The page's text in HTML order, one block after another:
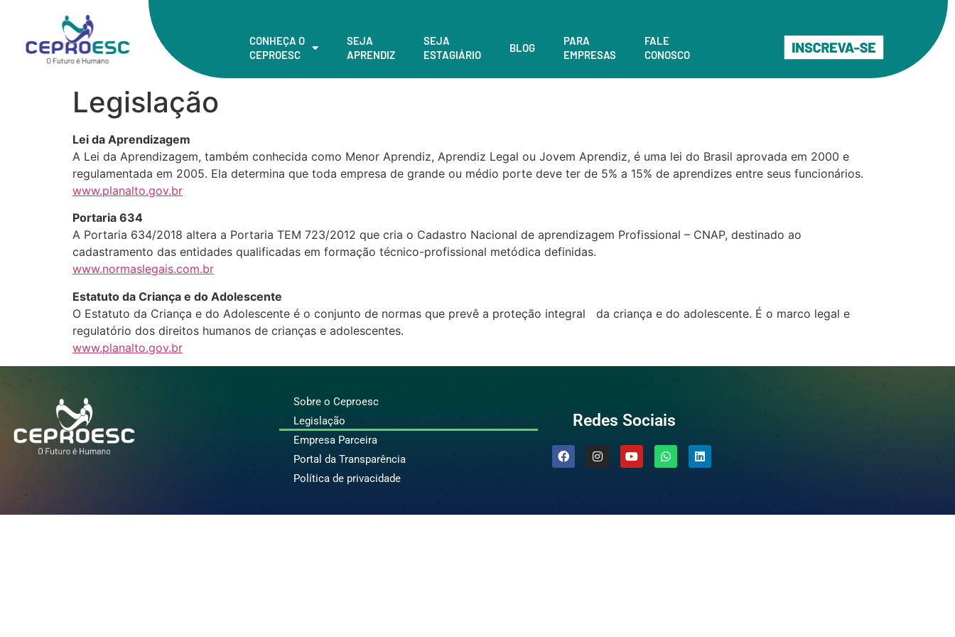
CONHEÇA O
CEPROESC
SEJA
APRENDIZ
SEJA
ESTAGIÁRIO
BLOG
PARA
EMPRESAS
FALE
CONOSCO
Legislação
Lei da Aprendizagem
A Lei da Aprendizagem, também conhecida como Menor Aprendiz, Aprendiz Legal ou Jovem Aprendiz, é uma lei do Brasil aprovada em 2000 e
regulamentada em 2005. Ela determina que toda empresa de grande ou médio porte deve ter de 5% a 15% de aprendizes entre seus funcionários.
www.planalto.gov.br
Portaria 634
A Portaria 634/2018 altera a Portaria TEM 723/2012 que cria o Cadastro Nacional de aprendizagem Profissional – CNAP, destinado ao
cadastramento das entidades qualificadas em formação técnico-profissional metódica definidas.
www.normaslegais.com.br
Estatuto da Criança e do Adolescente
O Estatuto da Criança e do Adolescente é o conjunto de normas que prevê a proteção integral da criança e do adolescente. É o marco legal e
regulatório dos direitos humanos de crianças e adolescentes.
www.planalto.gov.br
Sobre o Ceproesc
Legislação
Empresa Parceira
Portal da Transparência
Política de privacidade
Redes Sociais